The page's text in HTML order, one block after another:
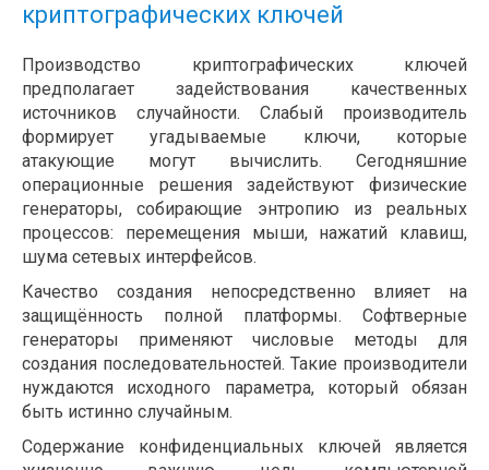
криптографических ключей
Производство криптографических ключей
предполагает задействования качественных
источников случайности. Слабый производитель
формирует угадываемые ключи, которые
атакующие могут вычислить. Сегодняшние
операционные решения задействуют физические
генераторы, собирающие энтропию из реальных
процессов: перемещения мыши, нажатий клавиш,
шума сетевых интерфейсов.
Качество создания непосредственно влияет на
защищённость полной платформы. Софтверные
генераторы применяют числовые методы для
создания последовательностей. Такие производители
нуждаются исходного параметра, который обязан
быть истинно случайным.
Содержание конфиденциальных ключей является